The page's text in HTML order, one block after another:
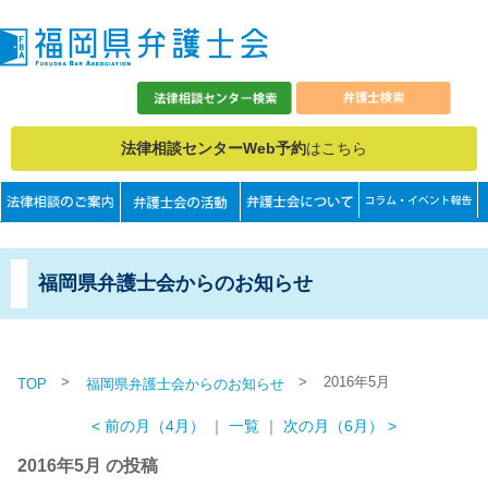
法律相談センターWeb予約はこちら
福岡県弁護士会からのお知らせ
TOP > 福岡県弁護士会からのお知らせ > 2016年5月
< 前の月（4月） ｜ 一覧 ｜ 次の月（6月） >
2016年5月 の投稿